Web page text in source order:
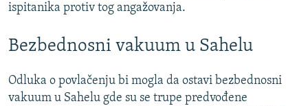
ispitanika protiv tog angažovanja.
Bezbednosni vakuum u Sahelu
Odluka o povlačenju bi mogla da ostavi bezbednosni
vakuum u Sahelu gde su se trupe predvođene